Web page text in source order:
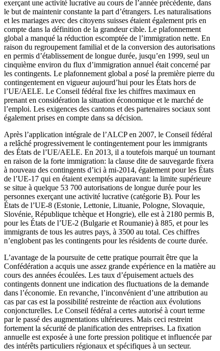
exerçant une activité lucrative au cours de l’année précédente, dans
le but de maintenir constante la part d’étrangers. Les naturalisations
et les mariages avec des citoyens suisses étaient également pris en
compte dans la définition de la grandeur cible. Le plafonnement
global a manqué la réduction escomptée de l’immigration nette. En
raison du regroupement familial et de la conversion des autorisations
en permis d’établissement de longue durée, jusqu’en 1999, seul un
cinquième environ du flux d’immigration annuel était concerné par
les contingents. Le plafonnement global a posé la première pierre du
contingentement en vigueur aujourd’hui pour les États hors de
l’UE/AELE. Le Conseil fédéral fixe les chiffres maximaux en
prenant en considération la situation économique et le marché de
l’emploi. Les exigences des cantons et des partenaires sociaux sont
également prises en compte dans sa décision.
Après l’application intégrale de l’ALCP en 2007, le Conseil fédéral
a relâché progressivement le contingentement pour les immigrants
des États de l’UE/AELE. En 2013, il a toutefois marqué un tournant
en raison de la forte immigration: la clause dite de sauvegarde fixera
à nouveau des contingents d’ici à mi-2014, également pour les États
de l’UE-17 qui en étaient exemptés auparavant: la limite supérieure
se situe à quelque 53 700 autorisations de longue durée pour les
personnes exerçant une activité lucrative (catégorie B). Pour les
États de l’UE-8 (Estonie, Lettonie, Lituanie, Pologne, Slovaquie,
Slovénie, République tchèque et Hongrie), elle est à 2180 permis B,
pour les États de l’UE-2 (Bulgarie et Roumanie) à 885, et pour les
immigrants de tous les autres pays, à 3500 au total. Ces chiffres
n’englobent pas les contingents pour les résidents de courte durée.
L’avantage de la poursuite de cette pratique pourrait être que la
Confédération a acquis une assez grande expérience en la matière au
cours des années écoulées. Les taux d’épuisement actuels des
contingents donnent une indication des fluctuations de la demande
dans l’économie. En revanche, l’inconvénient d’une attribution au
cas par cas est la possibilité restreinte de réaction aux évolutions
conjoncturelles. Le Conseil fédéral a certes autorisé à court terme
par le passé des augmentations ultérieures. Mais ceci restreint
fortement la sécurité de planification des entreprises. La fixation
annuelle est exposée à une forte pression politique et influencée par
des intérêts particuliers régionaux et spécifiques à un secteur.